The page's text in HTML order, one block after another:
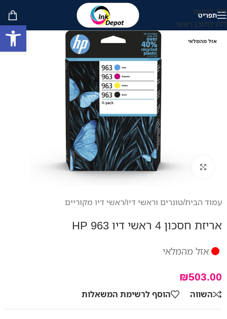
דלג לניווט
דלג לתוכן ראשי
תפריט
אזל מהמלאי
לחץ להגדלה
עמוד הבית/טונרים וראשי דיו/ראשי דיו מקוריים
אריזת חסכון 4 ראשי דיו HP 963
אזל מהמלאי
₪503.00
השווה הוסף לרשימת המשאלות
פתח